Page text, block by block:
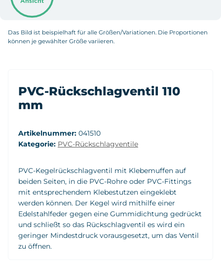
Das Bild ist beispielhaft für alle Größen/Variationen. Die Proportionen
können je gewählter Größe variieren.
PVC-Rückschlagventil 110
mm
Artikelnummer: 041510
Kategorie: PVC-Rückschlagventile
PVC-Kegelrückschlagventil mit Klebemuffen auf
beiden Seiten, in die PVC-Rohre oder PVC-Fittings
mit entsprechendem Klebestutzen eingeklebt
werden können. Der Kegel wird mithilfe einer
Edelstahlfeder gegen eine Gummidichtung gedrückt
und schließt so das Rückschlagventil es wird ein
geringer Mindestdruck vorausgesetzt, um das Ventil
zu öffnen.